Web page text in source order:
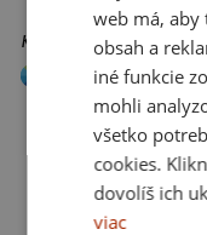
Kapučičíno plecháčik
+1 farba
web má, aby
obsah a
iné funkcie
mohli
všetko
cookies.
dovolíš ich
viac